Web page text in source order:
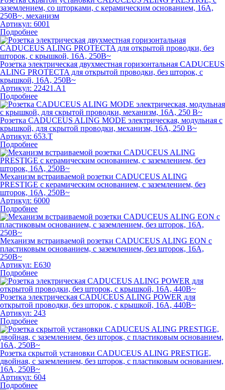
заземлением, со шторками, с керамическим основанием, 16А,
250В~, механизм
Артикул: 6001
Подробнее
Розетка электрическая двухместная горизонтальная CADUCEUS
ALING PROTECTA для открытой проводки, без шторок, с
крышкой, 16А, 250В~
Артикул: 22421.A1
Подробнее
Розетка CADUCEUS ALING MODE электрическая, модульная с
крышкой, для скрытой проводки, механизм, 16А, 250 В~
Артикул: 653.T
Подробнее
Механизм встраиваемой розетки CADUCEUS ALING
PRESTIGE с керамическим основанием, с заземлением, без
шторок, 16А, 250В~
Артикул: 6000
Подробнее
Механизм встраиваемой розетки CADUCEUS ALING EON с
пластиковым основанием, с заземлением, без шторок, 16А,
250В~
Артикул: E630
Подробнее
Розетка электрическая CADUCEUS ALING POWER для
открытой проводки, без шторок, с крышкой, 16А, 440В~
Артикул: 243
Подробнее
Розетка скрытой установки CADUCEUS ALING PRESTIGE,
двойная, с заземлением, без шторок, с пластиковым основанием,
16А, 250В~
Артикул: 604
Подробнее